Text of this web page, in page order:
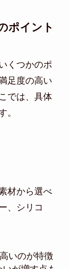
ポイント
くつかのポ
足度の高い
では、具体
。
材から選べ
、シリコ
いのが特徴